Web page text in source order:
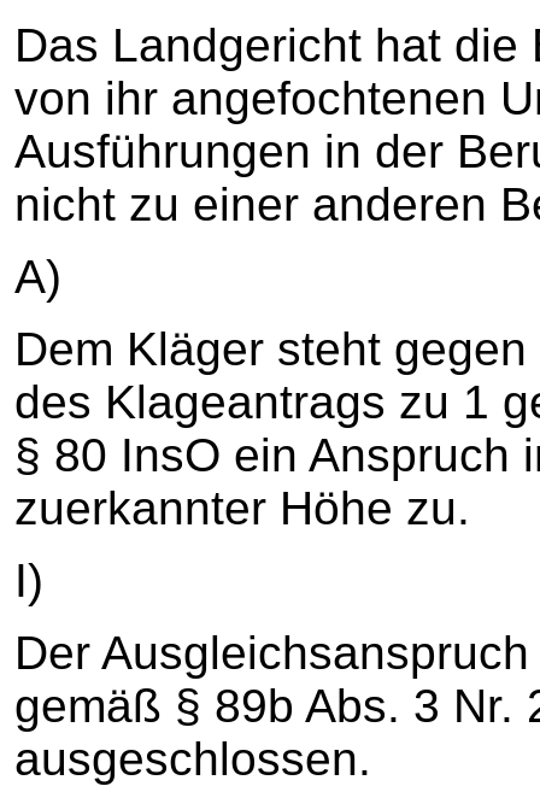
Das Landgericht hat
von ihr angefochtenen
Ausführungen in der
nicht zu einer anderen
A)
Dem Kläger steht
des Klageantrags zu 1
§ 80 InsO ein Anspruch
zuerkannter Höhe zu.
I)
Der
gemäß § 89b Abs. 3 Nr.
ausgeschlossen.